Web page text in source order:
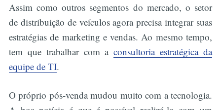
Assim como outros segmentos do mercado, o setor
de distribuição de veículos agora precisa integrar suas
estratégias de marketing e vendas. Ao mesmo tempo,
tem que trabalhar com aconsultoria estratégica da
equipe de TI.
O próprio pós-venda mudou muito com a tecnologia.